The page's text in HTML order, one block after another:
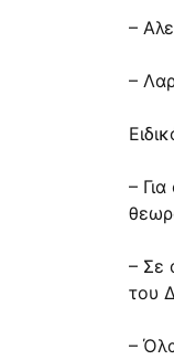
–
–
–
– Σε
του
–